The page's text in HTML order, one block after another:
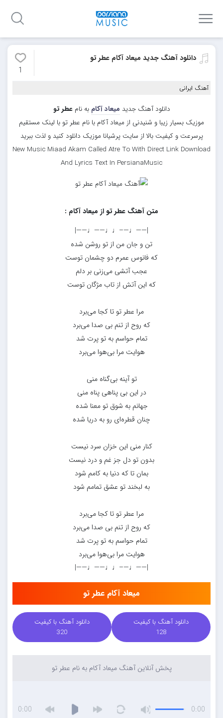
دانلود آهنگ جدید میعاد آکام عطر تو
1
آهنگ ایرانی
دانلود آهنگ جدید میعاد آکام به نامعطر تو
موزیک بسیار زیبا و شنیدنی از میعاد آکام با نام عطر تو با لینک مستقیم
پرسرعت و کیفیت بالا از سایت پرشیانا موزیک دانلود کنید و لذت ببرید
New Music Miaad Akam Called Atre To With Direct Link Download
And Lyrics Text In PersianaMusic
متن آهنگ عطر تو از میعاد آکام :
|——♩—–♩♩——♩——|
تن و جان من از تو روشن شده
که فانوس عمرم دو چشمان توست
عجب آتشی می‌زنی بر دلم
که این آتش از تاب مژگان توست
مرا عطر تو تا کجا می‌برد
که روح از تنم بی صدا می‌برد
تمام حواسم به تو پرت شد
هوایت مرا بی‌هوا می‌برد
تو آینه بی‌گناه منی
در این بی پناهی پناه منی
جهانم به شوق تو معنا شده
چنان قطره‌ای رو به دریا شده
کنار منی این خزان سرد نیست
بدون تو دل جز غم و درد نیست
بمان تا که دنیا به کامم شود
به لبخند تو عشق تمامم شود
مرا عطر تو تا کجا می‌برد
که روح از تنم بی صدا می‌برد
تمام حواسم به تو پرت شد
هوایت مرا بی‌هوا می‌برد
|——♩—–♩♩——♩——|
میعاد آکام عطر تو
دانلود آهنگ با کیفیت
128
دانلود آهنگ با کیفیت
320
پخش آنلاین آهنگ میعاد آکام به نام عطر تو
0:00
0:00